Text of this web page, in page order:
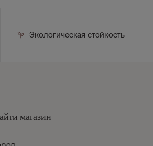
Экологическая стойкость
магазин